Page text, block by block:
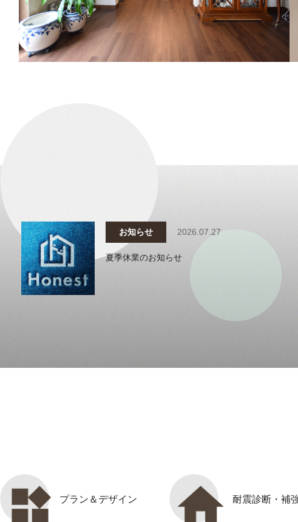
お知らせ 2026.07.27
夏季休業のお知らせ
プラン＆デザイン 耐震診断・補